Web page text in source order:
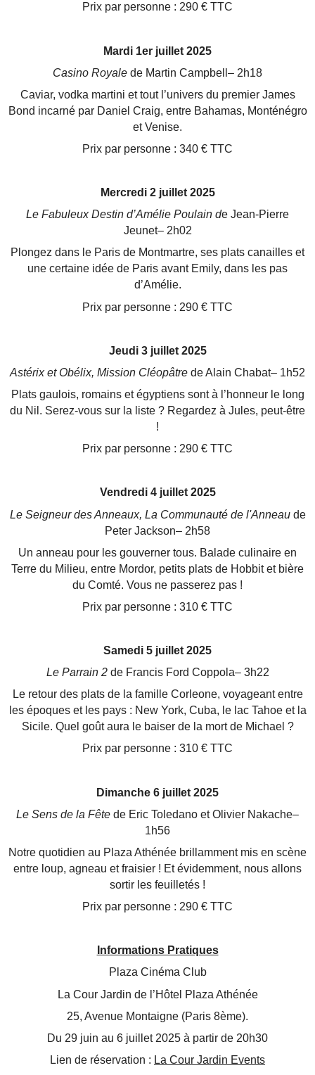
Prix par personne : 290 € TTC
Mardi 1er juillet 2025
Casino Royale de Martin Campbell– 2h18
Caviar, vodka martini et tout l’univers du premier James
Bond incarné par Daniel Craig, entre Bahamas, Monténégro
et Venise.
Prix par personne : 340 € TTC
Mercredi 2 juillet 2025
Le Fabuleux Destin d’Amélie Poulain de Jean-Pierre
Jeunet– 2h02
Plongez dans le Paris de Montmartre, ses plats canailles et
une certaine idée de Paris avant Emily, dans les pas
d’Amélie.
Prix par personne : 290 € TTC
Jeudi 3 juillet 2025
Astérix et Obélix, Mission Cléopâtre de Alain Chabat– 1h52
Plats gaulois, romains et égyptiens sont à l’honneur le long
du Nil. Serez-vous sur la liste ? Regardez à Jules, peut-être
!
Prix par personne : 290 € TTC
Vendredi 4 juillet 2025
Le Seigneur des Anneaux, La Communauté de l'Anneaude
Peter Jackson– 2h58
Un anneau pour les gouverner tous. Balade culinaire en
Terre du Milieu, entre Mordor, petits plats de Hobbitet bière
du Comté. Vous ne passerez pas !
Prix par personne : 310 € TTC
Samedi 5 juillet 2025
Le Parrain 2de Francis Ford Coppola– 3h22
Le retour des plats de la famille Corleone, voyageant entre
les époques et les pays : New York, Cuba, le lac Tahoe et la
Sicile. Quel goût aura le baiser de la mort de Michael ?
Prix par personne : 310 € TTC
Dimanche 6 juillet 2025
Le Sens de la Fête de Eric Toledano et Olivier Nakache–
1h56
Notre quotidien au Plaza Athénée brillamment mis en scène
entre loup, agneau et fraisier ! Et évidemment, nous allons
sortir les feuilletés !
Prix par personne : 290 € TTC
Informations Pratiques
Plaza Cinéma Club
La Cour Jardin de l’Hôtel Plaza Athénée
25, Avenue Montaigne (Paris 8ème).
Du 29 juin au 6 juillet 2025 à partir de 20h30
Lien de réservation : La Cour Jardin Events